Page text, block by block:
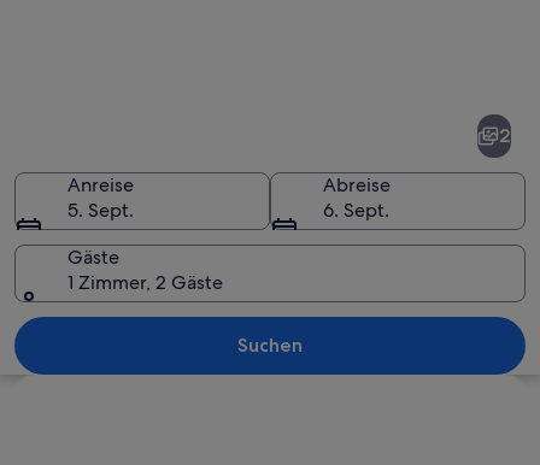
Ein Holzsteg führt durch eine felsige
2
Anreise
5. Sept.
Abreise
6. Sept.
Gäste
1 Zimmer, 2 Gäste
Suchen